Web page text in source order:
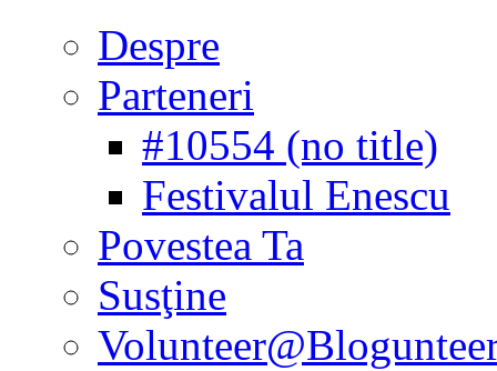
Despre
Parteneri
#10554 (no title)
Festivalul Enescu
Povestea Ta
Susţine